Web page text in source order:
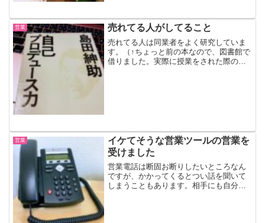
営業 売れてる人がしてること
売れてる人は同業者をよく研究していま
す。（↑ちょっと前の本なので、図書館で
借りました。実際に授業をされた際の音
営業
イケてそうな営業ツールの営業を
受けました
営業電話は断固お断りしたいところなん
ですが、かかってくるとつい話を聞いて
しまうこともあります。相手にも自分に